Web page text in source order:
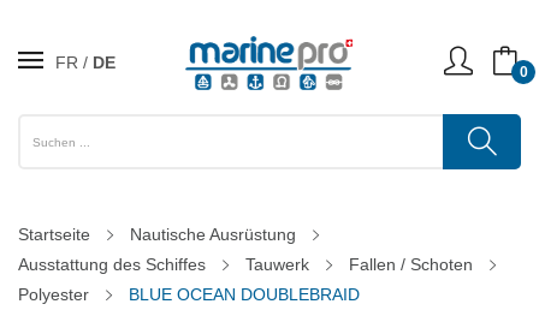
FR DE 0
Startseite
Nautische Ausrüstung
Ausstattung des Schiffes
Tauwerk
Fallen / Schoten
Polyester
BLUE OCEAN DOUBLEBRAID